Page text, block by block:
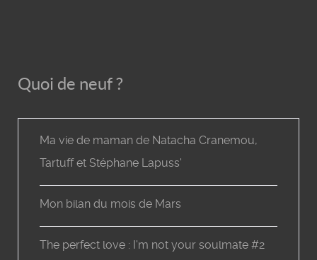
Quoi de neuf ?
Ma vie de maman de Natacha Cranemou,
Tartuff et Stéphane Lapuss'
Mon bilan du mois de Mars
The perfect love : I'm not your soulmate #2